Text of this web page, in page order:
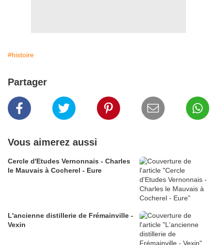
#histoire
Partager
Vous aimerez aussi
Cercle d'Etudes Vernonnais - Charles
le Mauvais à Cocherel - Eure
L'ancienne distillerie de Frémainville -
Vexin